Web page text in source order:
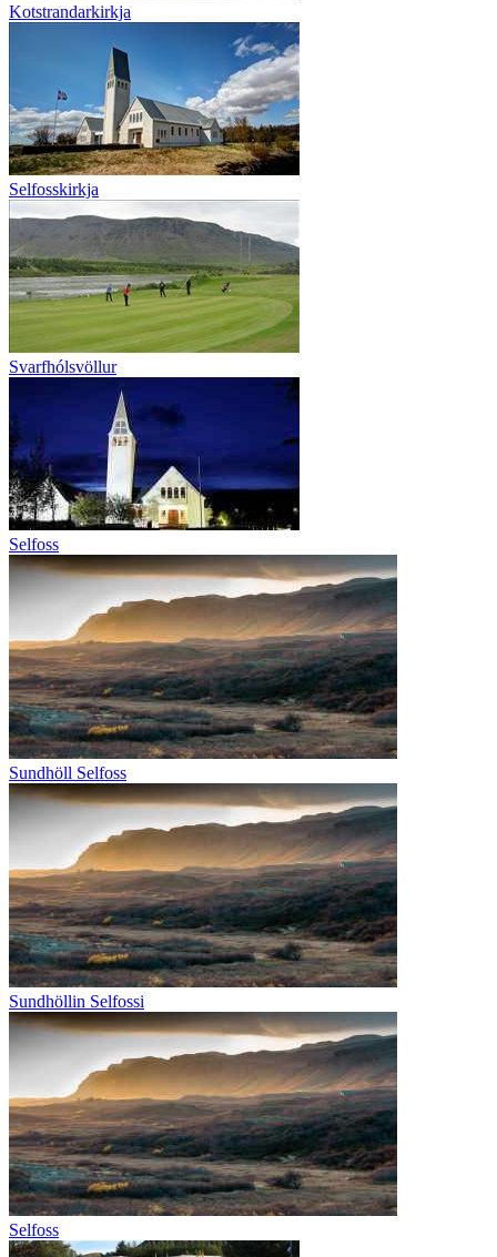
Kotstrandarkirkja
Selfosskirkja
Svarfhólsvöllur
Selfoss
Sundhöll Selfoss
Sundhöllin Selfossi
Selfoss